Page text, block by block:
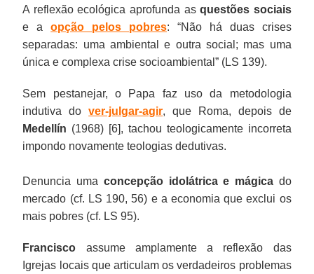
A reflexão ecológica aprofunda asquestões sociais
e aopção pelos pobres: “Não há duas crises
separadas: uma ambiental e outra social; mas uma
única e complexa crise socioambiental” (LS 139).
Sem pestanejar, o Papa faz uso da metodologia
indutiva dover-julgar-agir, que Roma, depois de
Medellín (1968) [6], tachou teologicamente incorreta
impondo novamente teologias dedutivas.
Denuncia uma concepção idolátrica e mágicado
mercado (cf. LS 190, 56) e a economia que exclui os
mais pobres (cf. LS 95).
Francisco assume amplamente a reflexão das
Igrejas locais que articulam os verdadeiros problemas